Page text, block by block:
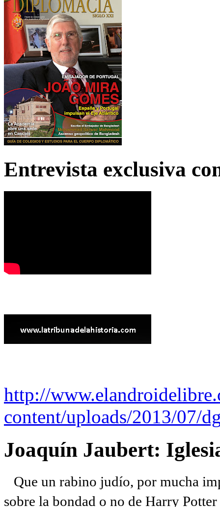
Entrevista exclusiva
http://
content/uploads/2013/07/
Joaquín Jaubert:
Que un rabino judío, por mucha
sobre la bondad o no de Harry